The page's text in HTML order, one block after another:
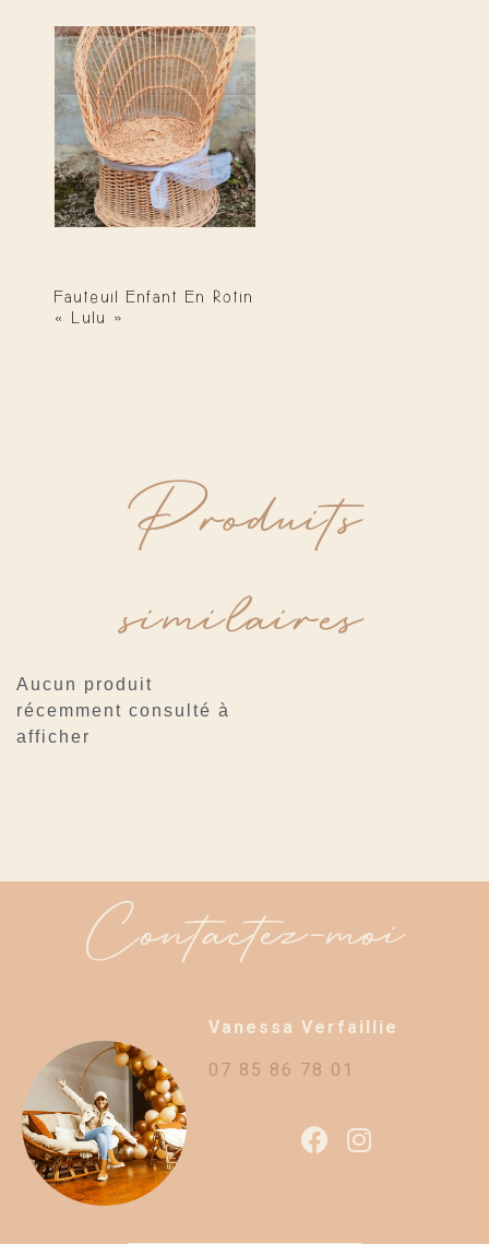
Fauteuil Enfant En Rotin
« Lulu »
Produits
similaires
Aucun produit
récemment consulté à
afficher
Contactez-moi
Vanessa Verfaillie
07 85 86 78 01